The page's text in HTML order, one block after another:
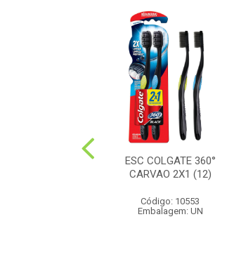
ESC COLGATE 360°
CARVAO 2X1 (12)
Código: 10553
Embalagem: UN